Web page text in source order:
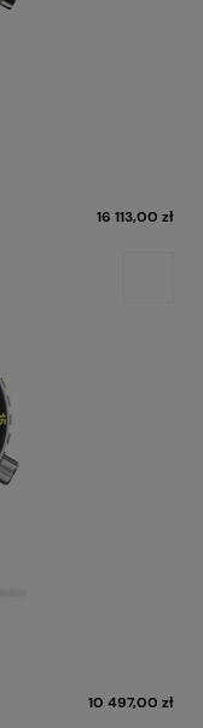
16 113,00 zł
10 497,00 zł